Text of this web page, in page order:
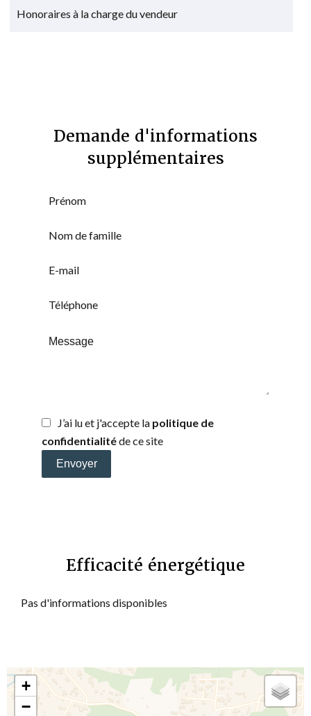
Honoraires à la charge du vendeur
Demande d'informations
supplémentaires
J’ai lu et j'accepte la politique de
confidentialitéde ce site
Envoyer
Efficacité énergétique
Pas d'informations disponibles
+
−